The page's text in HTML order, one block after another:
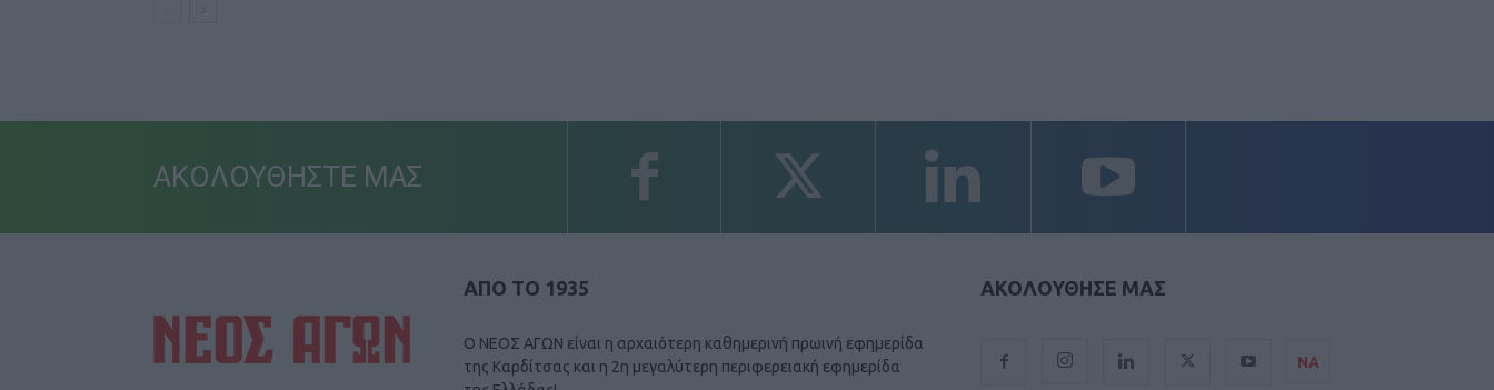
ΑΚΟΛΟΥΘΗΣΤΕ ΜΑΣ
ΑΠΟ ΤΟ 1935
Ο ΝΕΟΣ ΑΓΩΝ είναι η αρχαιότερη καθημερινή πρωινή εφημερίδα
της Καρδίτσας και η 2η μεγαλύτερη περιφερειακή εφημερίδα
ΑΚΟΛΟΥΘΗΣΕ ΜΑΣ
ΝΑ